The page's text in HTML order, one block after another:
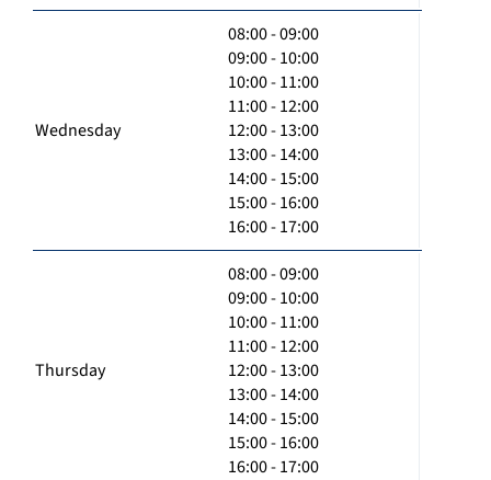
Wednesday
08:00 - 09:00
09:00 - 10:00
10:00 - 11:00
11:00 - 12:00
12:00 - 13:00
13:00 - 14:00
14:00 - 15:00
15:00 - 16:00
16:00 - 17:00
Thursday
08:00 - 09:00
09:00 - 10:00
10:00 - 11:00
11:00 - 12:00
12:00 - 13:00
13:00 - 14:00
14:00 - 15:00
15:00 - 16:00
16:00 - 17:00